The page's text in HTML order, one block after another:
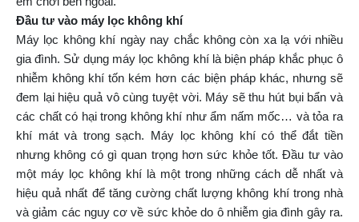
Đầu tư vào máy lọc không khí
Máy lọc không khí ngày nay chắc không còn xa lạ với nhiều
gia đình. Sử dụng máy lọc không khí là biện pháp khắc phục ô
nhiễm không khí tốn kém hơn các biện pháp khác, nhưng sẽ
đem lại hiệu quả vô cùng tuyệt vời. Máy sẽ thu hút bụi bẩn và
các chất có hại trong không khí như ẩm nấm mốc… và tỏa ra
khí mát và trong sạch. Máy lọc không khí có thể đắt tiền
nhưng không có gì quan trọng hơn sức khỏe tốt. Đầu tư vào
một máy lọc không khí là một trong những cách dễ nhất và
hiệu quả nhất để tăng cường chất lượng không khí trong nhà
và giảm các nguy cơ về sức khỏe do ô nhiễm gia đình gây ra.